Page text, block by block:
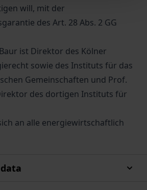
will, mit der
des Art. 28 Abs. 2 GG
ist Direktor des Kölner
sowie des Instituts für das
Gemeinschaften und Prof.
des dortigen Instituts für
an alle energiewirtschaftlich